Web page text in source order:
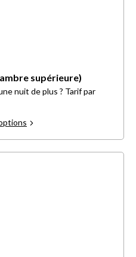
supérieure)
nuit de plus ? Tarif par